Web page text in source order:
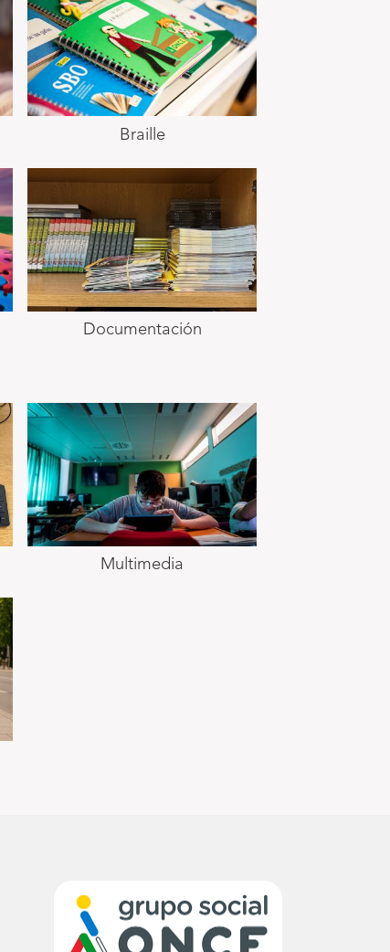
Braille
Documentación
Multimedia